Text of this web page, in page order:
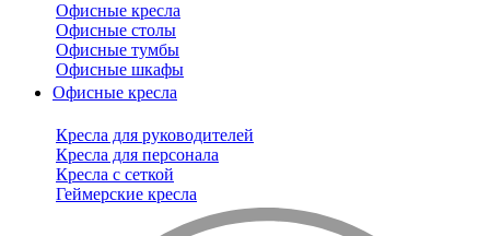
Офисные кресла
Офисные столы
Офисные тумбы
Офисные шкафы
Офисные кресла
Кресла для руководителей
Кресла для персонала
Кресла с сеткой
Геймерские кресла